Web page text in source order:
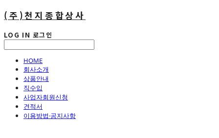
(주)천지종합상사
LOG IN 로그인
HOME
회사소개
상품안내
직수입
사업자회원신청
견적서
이용방법·공지사항